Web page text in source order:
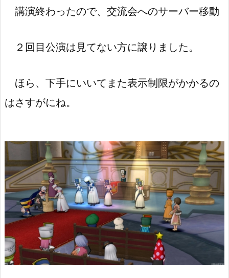
講演終わったので、交流会へのサーバー移動
２回目公演は見てない方に譲りました。
ほら、下手にいいてまた表示制限がかかるの
はさすがにね。